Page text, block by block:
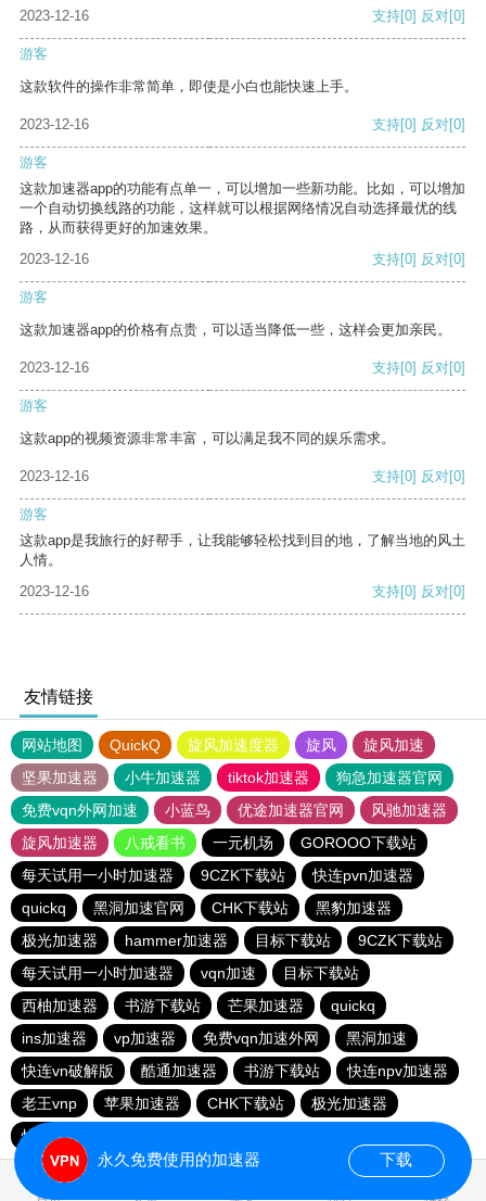
2023-12-16
支持[0] 反对[0]
游客
这款软件的操作非常简单，即使是小白也能快速上手。
2023-12-16 支持[0] 反对[0]
游客
这款加速器app的功能有点单一，可以增加一些新功能。比如，可以增加
一个自动切换线路的功能，这样就可以根据网络情况自动选择最优的线
路，从而获得更好的加速效果。
2023-12-16
支持[0] 反对[0]
游客
这款加速器app的价格有点贵，可以适当降低一些，这样会更加亲民。
2023-12-16 支持[0] 反对[0]
游客
这款app的视频资源非常丰富，可以满足我不同的娱乐需求。
2023-12-16 支持[0] 反对[0]
游客
这款app是我旅行的好帮手，让我能够轻松找到目的地，了解当地的风土
人情。
2023-12-16
支持[0] 反对[0]
友情链接
网站地图 QuickQ 旋风加速度器 旋风
旋风加速
坚果加速器
小牛加速器 tiktok加速器
狗急加速器官网
免费vqn外网加速
小蓝鸟 优途加速器官网
风驰加速器
旋风加速器
八戒看书 一元机场
GOROOO下载站
每天试用一小时加速器
9CZK下载站
快连pvn加速器
quickq
黑洞加速官网 CHK下载站
黑豹加速器
极光加速器
hammer加速器 目标下载站
9CZK下载站
每天试用一小时加速器
vqn加速
目标下载站
西柚加速器
书游下载站 芒果加速器
quickq
ins加速器
vp加速器 免费vqn加速外网
黑洞加速
快连vn破解版
酷通加速器 书游下载站
快连npv加速器
老王vnp
苹果加速器 CHK下载站
极光加速器
快橙加速器
永久免费使用的加速器 下载